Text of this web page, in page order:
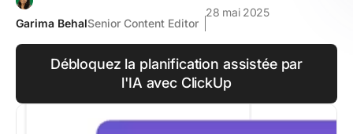
Garima BehalSenior Content Editor
28 mai 2025
Débloquez la planification assistée par
l'IA avec ClickUp